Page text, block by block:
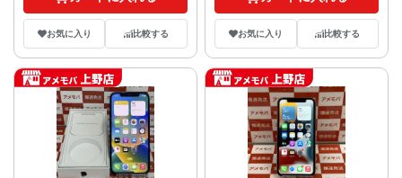
お気に入り 比較する お気に入り 比較する